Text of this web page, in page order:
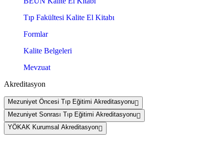
Tıp Fakültesi Kalite El Kitabı
Formlar
Kalite Belgeleri
Mevzuat
Akreditasyon
Mezuniyet Öncesi Tıp Eğitimi Akreditasyonu
Mezuniyet Sonrası Tıp Eğitimi Akreditasyonu
YÖKAK Kurumsal Akreditasyon